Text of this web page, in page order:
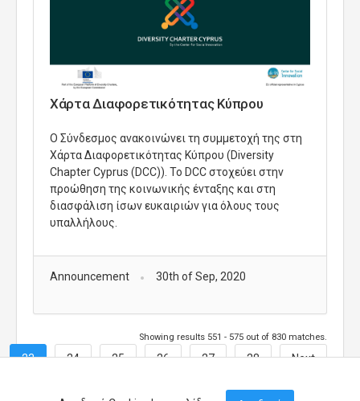
Χάρτα Διαφορετικότητας Κύπρου
Ο Σύνδεσμος ανακοινώνει τη συμμετοχή της στη
Χάρτα Διαφορετικότητας Κύπρου (Diversity
Chapter Cyprus (DCC)). Το DCC στοχεύει στην
προώθηση της κοινωνικής ένταξης και στη
διασφάλιση ίσων ευκαιριών για όλους τους
υπαλλήλους.
Announcement 30th of Sep, 2020
Showing results 551 - 575 out of 830 matches.
23 24 25 26 27 28
Next